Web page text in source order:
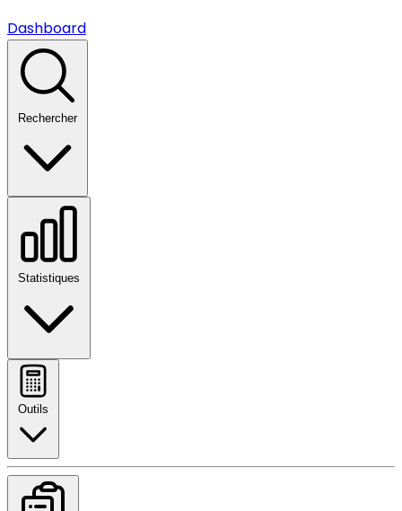
Dashboard
Rechercher
Statistiques
Outils